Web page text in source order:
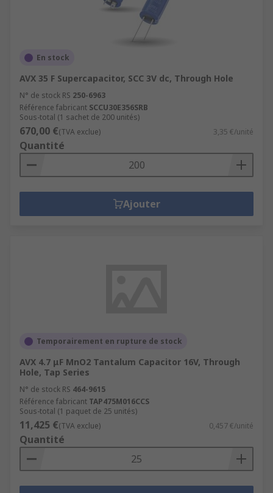
En stock
AVX 35 F Supercapacitor, SCC 3V dc, Through Hole
N° de stock RS 250-6963
Référence fabricant SCCU30E356SRB
Sous-total (1 sachet de 200 unités)
670,00 €(TVA exclue) 3,35 €/unité
Quantité
Ajouter
Temporairement en rupture de stock
AVX 4.7 μF MnO2 Tantalum Capacitor 16V, Through
Hole, Tap Series
N° de stock RS 464-9615
Référence fabricant TAP475M016CCS
Sous-total (1 paquet de 25 unités)
11,425 €(TVA exclue) 0,457 €/unité
Quantité